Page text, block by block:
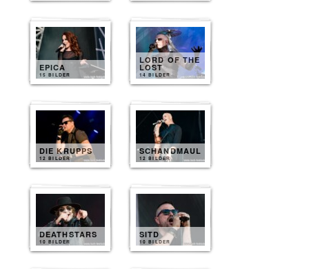
EPICA
15 BILDER
LORD OF THE
LOST
14 BILDER
DIE KRUPPS
12 BILDER
SCHANDMAUL
12 BILDER
DEATHSTARS
10 BILDER
SITD
10 BILDER